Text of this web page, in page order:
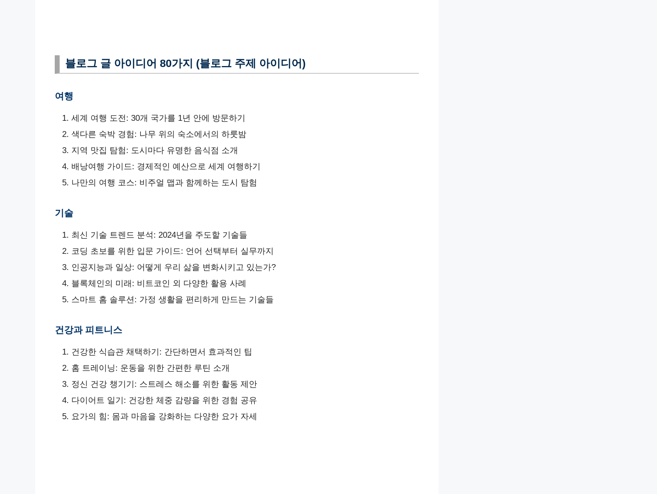
블로그 글 아이디어 80가지 (블로그 주제 아이디어)
여행
세계 여행 도전: 30개 국가를 1년 안에 방문하기
색다른 숙박 경험: 나무 위의 숙소에서의 하룻밤
지역 맛집 탐험: 도시마다 유명한 음식점 소개
배낭여행 가이드: 경제적인 예산으로 세계 여행하기
나만의 여행 코스: 비주얼 맵과 함께하는 도시 탐험
기술
최신 기술 트렌드 분석: 2024년을 주도할 기술들
코딩 초보를 위한 입문 가이드: 언어 선택부터 실무까지
인공지능과 일상: 어떻게 우리 삶을 변화시키고 있는가?
블록체인의 미래: 비트코인 외 다양한 활용 사례
스마트 홈 솔루션: 가정 생활을 편리하게 만드는 기술들
건강과 피트니스
건강한 식습관 채택하기: 간단하면서 효과적인 팁
홈 트레이닝: 운동을 위한 간편한 루틴 소개
정신 건강 챙기기: 스트레스 해소를 위한 활동 제안
다이어트 일기: 건강한 체중 감량을 위한 경험 공유
요가의 힘: 몸과 마음을 강화하는 다양한 요가 자세